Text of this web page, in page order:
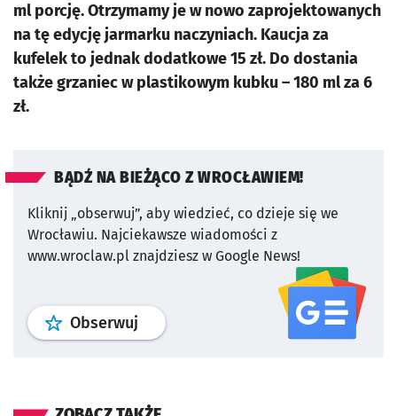
ml porcję. Otrzymamy je w nowo zaprojektowanych
na tę edycję jarmarku naczyniach. Kaucja za
kufelek to jednak dodatkowe 15 zł. Do dostania
także grzaniec w plastikowym kubku – 180 ml za 6
zł.
BĄDŹ NA BIEŻĄCO Z WROCŁAWIEM!
Kliknij „obserwuj”, aby wiedzieć, co dzieje się we
Wrocławiu. Najciekawsze wiadomości z
www.wroclaw.pl znajdziesz w Google News!
Obserwuj profil serwisu